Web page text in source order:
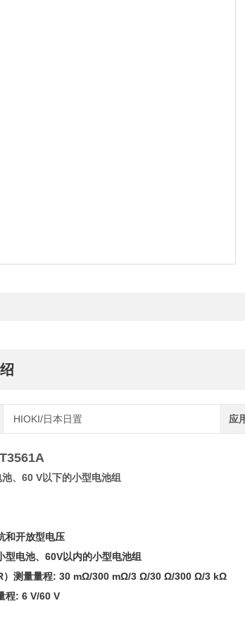
HIOKI/日本日置 应
、60 V以下的小型电池组
和开放型电压
型电池、60V以内的小型电池组
）测量量程: 30 mΩ/300 mΩ/3 Ω/30 Ω/300 Ω/3 kΩ
程: 6 V/60 V